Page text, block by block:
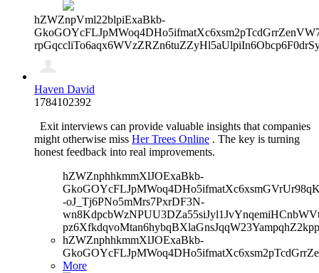
hZWZnpVml22blpiExaBkb-
Haven David
1784102392
Exit interviews can provide valuable insights that companies
might otherwise miss Her Trees Online . The key is turning
honest feedback into real improvements.
hZWZnphhkmmXlJOExaBkb-
-oJ_Tj6PNo5mMrs7PxrDF3N-
hZWZnphhkmmXlJOExaBkb-
More